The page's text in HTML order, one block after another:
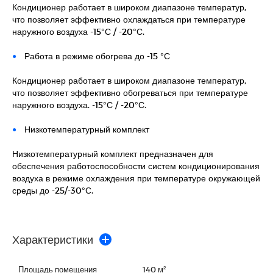
Кондиционер работает в широком диапазоне температур,
что позволяет эффективно охлаждаться при температуре
наружного воздуха -15°С / -20°С.
Работа в режиме обогрева до -15 °С
Кондиционер работает в широком диапазоне температур,
что позволяет эффективно обогреваться при температуре
наружного воздуха. -15°С / -20°С.
Низкотемпературный комплект
Низкотемпературный комплект предназначен для
обеспечения работоспособности систем кондиционирования
воздуха в режиме охлаждения при температуре окружающей
среды до -25/-30°С.
Характеристики
Площадь помещения 140 м²